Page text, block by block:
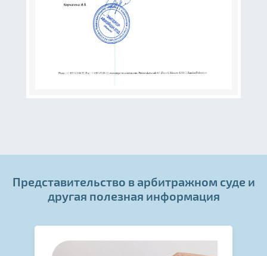
Представительство в арбитражном суде и
другая полезная информация